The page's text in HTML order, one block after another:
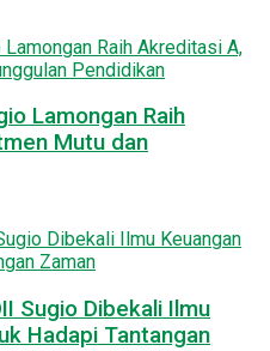
Lamongan Raih
Mutu dan
Sugio Dibekali Ilmu
Hadapi Tantangan